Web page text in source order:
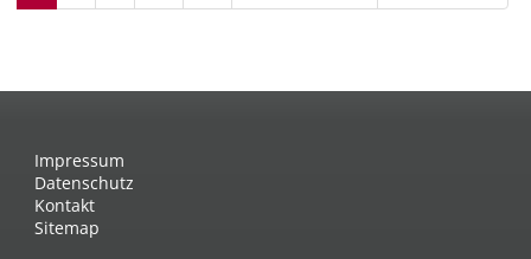
Impressum
Datenschutz
Kontakt
Sitemap